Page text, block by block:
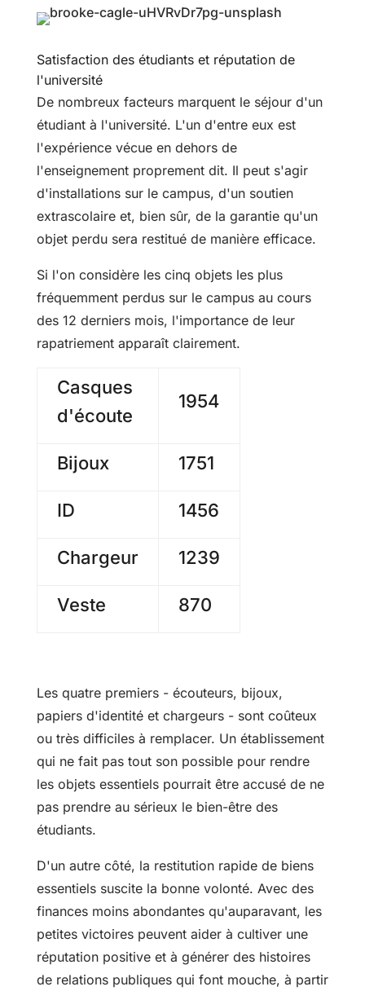
Satisfaction des étudiants et réputation de
l'université
De nombreux facteurs marquent le séjour d'un
étudiant à l'université. L'un d'entre eux est
l'expérience vécue en dehors de
l'enseignement proprement dit. Il peut s'agir
d'installations sur le campus, d'un soutien
extrascolaire et, bien sûr, de la garantie qu'un
objet perdu sera restitué de manière efficace.
Si l'on considère les cinq objets les plus
fréquemment perdus sur le campus au cours
des 12 derniers mois, l'importance de leur
rapatriement apparaît clairement.
Casques
d'écoute
1954
Bijoux 1751
ID 1456
Chargeur 1239
Veste 870
Les quatre premiers - écouteurs, bijoux,
papiers d'identité et chargeurs - sont coûteux
ou très difficiles à remplacer. Un établissement
qui ne fait pas tout son possible pour rendre
les objets essentiels pourrait être accusé de ne
pas prendre au sérieux le bien-être des
étudiants.
D'un autre côté, la restitution rapide de biens
essentiels suscite la bonne volonté. Avec des
finances moins abondantes qu'auparavant, les
petites victoires peuvent aider à cultiver une
réputation positive et à générer des histoires
de relations publiques qui font mouche, à partir